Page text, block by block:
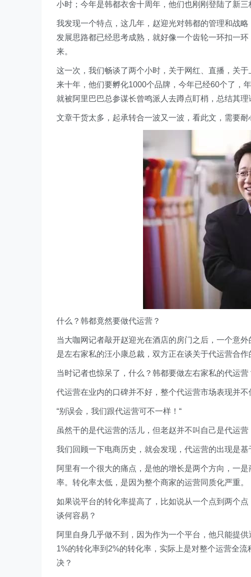
小时；今年是韩都衣舍十周年，他们也刚刚登陆了新三
我发现一个特点，这几年，赵迎光对韩都的管理和战
发展思路都已经思考成熟，就好像一个齿轮一环扣一
来。
这一次，我们畅谈了两个小时，关于网红、直播，关
来十年，他们要孵化1000个品牌，今年已经60个了，
就被阿里巴巴总参谋长曾鸣派人去蹲点盯梢，总结其
文章干货太多，起承转合一波又一波，看此文，需要耐
什么？韩都竟然要做代运营？
当大咖网记者敲开赵迎光在酒店的房门之后，一个意
是左右家私的汪小康总裁，双方正在谈关于代运营合作
当时记者也惊呆了，什么？韩都要做左右家私的代运
代运营在业内的口碑并不好，整个代运营市场表现并
“别误会，我们跟代运营可不一样！“
虽然干的是代运营的活儿，但老赵并不叫自己是代运营
我们回顾一下电商历史，就会发现，代运营的出现是基
阿里有一个很大的痛点，是他的增长是两个方向，一
率。转化率太低，是因为整个商家的运营同质化严重。
如果说平台的转化率提高了，比如说从一个点到两个
谈何容易？
阿里自身几乎做不到，因为作为一个平台，他只能提
1%的转化率到2%的转化率，实际上是对整个运营全
决？